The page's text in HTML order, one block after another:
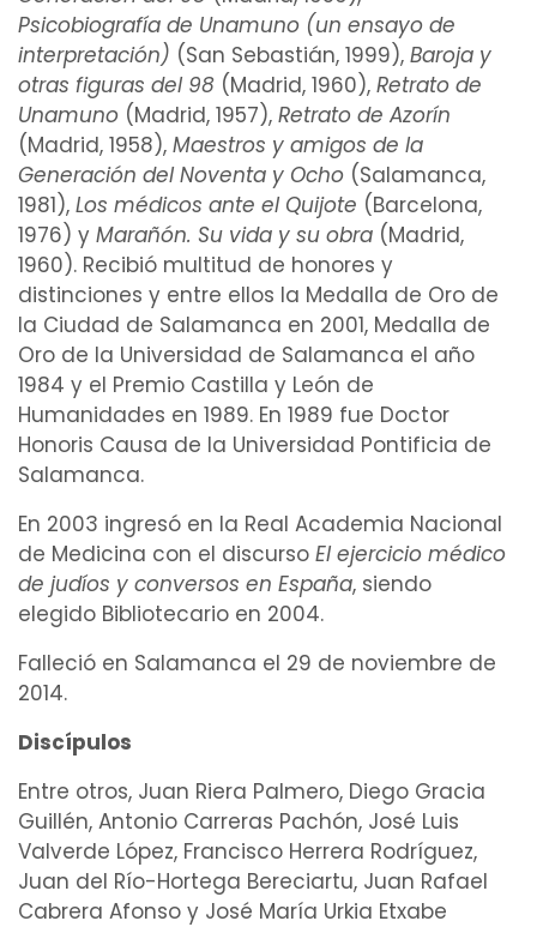
Psicobiografía de Unamuno (un ensayo de
interpretación) (San Sebastián, 1999), Baroja y
otras figuras del 98 (Madrid, 1960), Retrato de
Unamuno (Madrid, 1957), Retrato de Azorín
(Madrid, 1958), Maestros y amigos de la
Generación del Noventa y Ocho (Salamanca,
1981), Los médicos ante el Quijote (Barcelona,
1976) y Marañón. Su vida y su obra (Madrid,
1960). Recibió multitud de honores y
distinciones y entre ellos la Medalla de Oro de
la Ciudad de Salamanca en 2001, Medalla de
Oro de la Universidad de Salamanca el año
1984 y el Premio Castilla y León de
Humanidades en 1989. En 1989 fue Doctor
Honoris Causa de la Universidad Pontificia de
Salamanca.
En 2003 ingresó en la Real Academia Nacional
de Medicina con el discurso El ejercicio médico
de judíos y conversos en España, siendo
elegido Bibliotecario en 2004.
Falleció en Salamanca el 29 de noviembre de
2014.
Discípulos
Entre otros, Juan Riera Palmero, Diego Gracia
Guillén, Antonio Carreras Pachón, José Luis
Valverde López, Francisco Herrera Rodríguez,
Juan del Río-Hortega Bereciartu, Juan Rafael
Cabrera Afonso y José María Urkia Etxabe